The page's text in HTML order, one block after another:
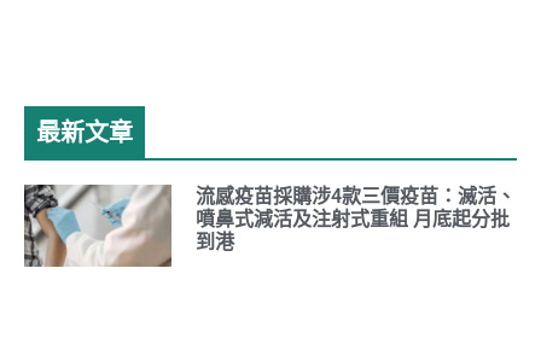
最新文章
流感疫苗採購涉4款三價疫苗：滅活、
噴鼻式減活及注射式重組 月底起分批
到港